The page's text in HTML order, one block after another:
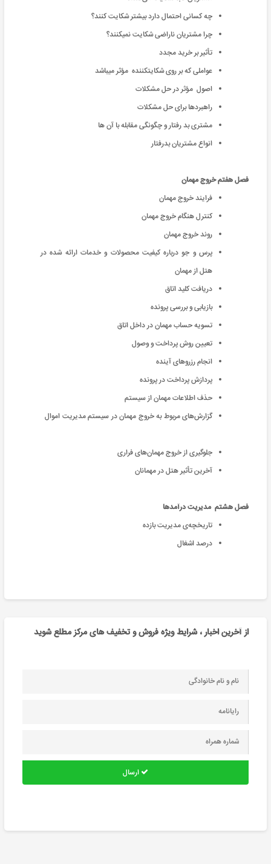
چه کسانی احتمال دارد بیشتر شکایت کنند؟
چرا مشتریان ناراضی شکایت نمیکنند؟
‌تأثیر بر خرید مجدد
عواملی که بر روی شکایتکننده مؤثر میباشد
اصول مؤثر در حل مشکلات
راهبرد‌ها برای حل مشکلات
مشتری بد رفتار و چگونگی مقابله با آن ها
انواع مشتریان بدرفتار
فصل هفتم خروج مهمان
فرایند خروج مهمان
کنترل هنگام خروج مهمان
روند خروج مهمان
پرس و جو درباره کیفیت محصولات و خدمات ارائه شده در
هتل از مهمان
دریافت کلید اتاق
بازیابی و بررسی پرونده
تسویه حساب مهمان در داخل اتاق
تعیین روش پرداخت و وصول
انجام رزروهای آینده
پردازش پرداخت در پرونده
حذف اطلاعات مهمان از سیستم
گزارش‌های مربوط به خروج مهمان در سیستم مدیریت اموال
جلوگیری از خروج مهمان‌های فراری
آخرین ‌تأثیر هتل در مهمانان
فصل هشتم مدیریت درآمدها
تاریخچه‌ی مدیریت بازده
درصد اشغال
از آخرین اخبار ، شرایط ویژه فروش و تخفیف های مرکز مطلع شوید
ارسال